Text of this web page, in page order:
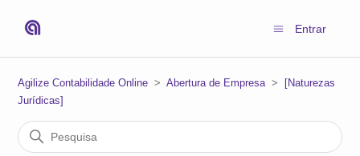
Entrar
Agilize Contabilidade Online Abertura de Empresa
[Naturezas
Jurídicas]